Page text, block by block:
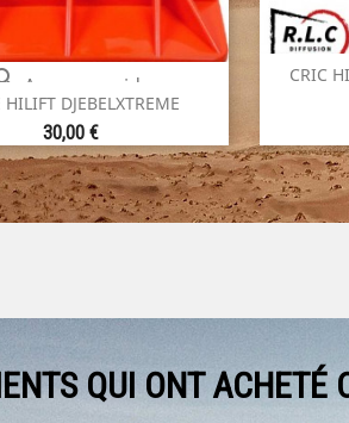
HILIFT DJEBELXTREME
Prix
30,00 €
Aperçu rapide
CRIC
QUI ONT ACHETÉ